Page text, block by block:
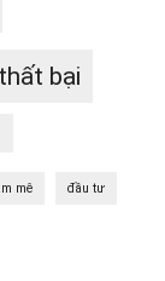
thất bại
mê đầu tư